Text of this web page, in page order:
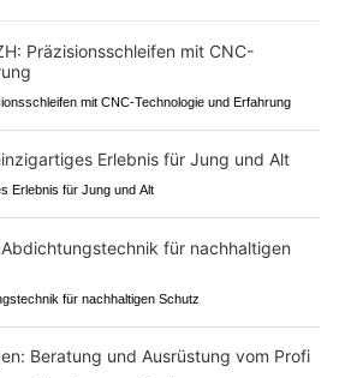
mit CNC-Technologie und Erfahrung
Erlebnis für Jung und Alt
für nachhaltigen Schutz